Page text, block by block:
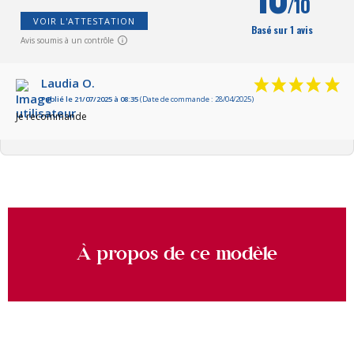
VOIR L'ATTESTATION
Avis soumis à un contrôle
Basé sur 1 avis
Laudia O.
Publié le 21/07/2025 à 08:35(Date de commande : 28/04/2025)
Je recommande
À propos de ce modèle